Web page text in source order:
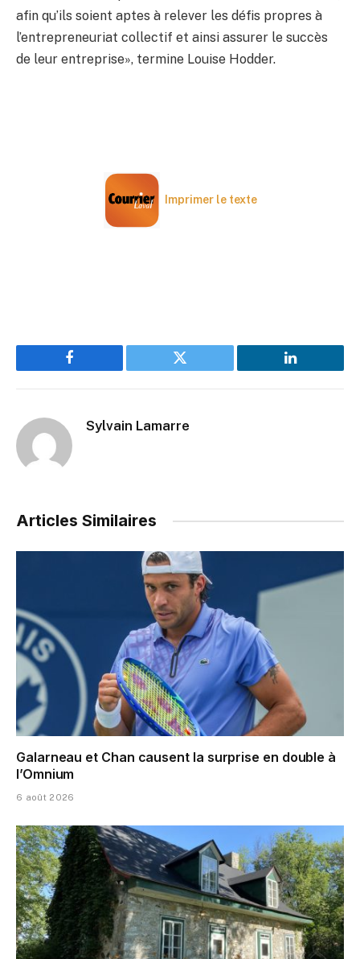
afin qu’ils soient aptes à relever les défis propres à
l’entrepreneuriat collectif et ainsi assurer le succès
de leur entreprise», termine Louise Hodder.
Imprimer le texte
Facebook Twitter LinkedIn
Sylvain Lamarre
Articles Similaires
Galarneau et Chan causent la surprise en double à
l’Omnium
6 août 2026